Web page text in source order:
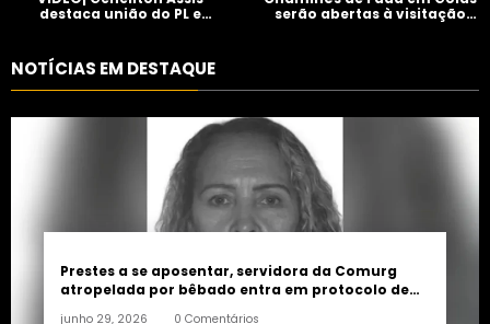
destaca união do PL e
serão abertas à visitação
NOTÍCIAS EM DESTAQUE
Prestes a se aposentar, servidora da Comurg
atropelada por bêbado entra em protocolo de
junho 29, 2026 0 Comentários